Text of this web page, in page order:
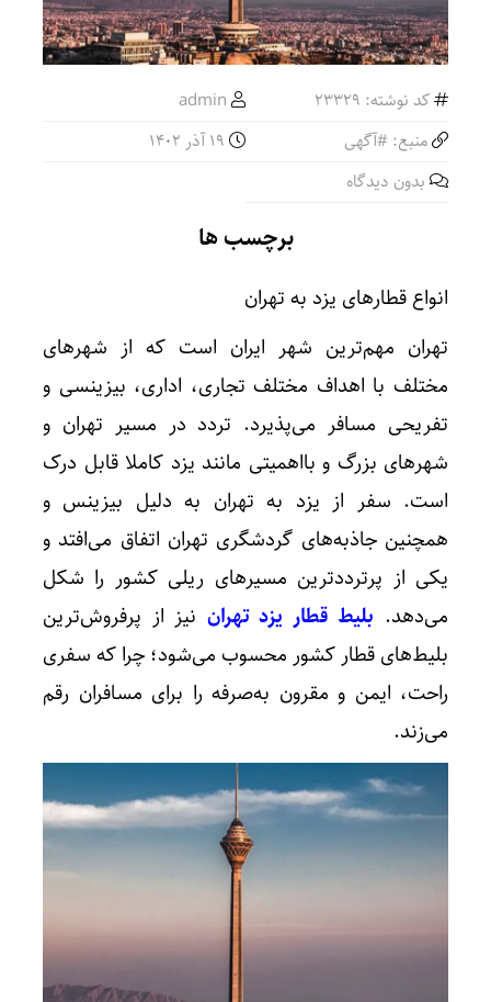
کد نوشته: 23329
admin
منبع: #آگهی
بدون دیدگاه
برچسب ها
انواع قطارهای یزد به تهران
تهران مهم‌ترین شهر ایران است که از شهرهای
مختلف با اهداف مختلف تجاری، اداری، بیزینسی و
تفریحی مسافر می‌پذیرد. تردد در مسیر تهران و
شهرهای بزرگ و بااهمیتی مانند یزد کاملا قابل درک
است. سفر از یزد به تهران به ‌دلیل بیزینس و
همچنین جاذبه‌های گردشگری تهران اتفاق می‌افتد و
یکی از پرترددترین مسیرهای ریلی کشور را شکل
می‌دهد. بلیط قطار یزد تهران نیز از پرفروش‌ترین
بلیط‌های قطار کشور محسوب می‌شود؛ چرا که سفری
راحت، ایمن و مقرون به‌صرفه را برای مسافران رقم
می‌زند.